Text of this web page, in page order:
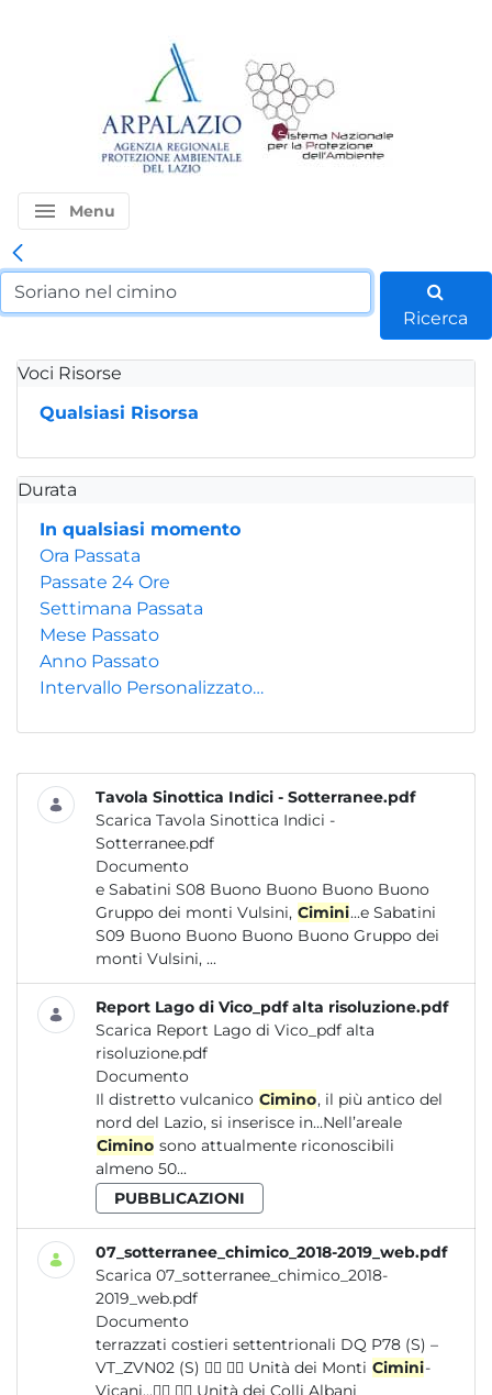
menu Menu
Ricerca
Voci Risorse
Qualsiasi Risorsa
Durata
In qualsiasi momento
Ora Passata
Passate 24 Ore
Settimana Passata
Mese Passato
Anno Passato
Intervallo Personalizzato…
Tavola Sinottica Indici - Sotterranee.pdf
Scarica Tavola Sinottica Indici -
Sotterranee.pdf
Documento
e Sabatini S08 Buono Buono Buono Buono
Gruppo dei monti Vulsini, Cimini...e Sabatini
S09 Buono Buono Buono Buono Gruppo dei
monti Vulsini, ...
Report Lago di Vico_pdf alta risoluzione.pdf
Scarica Report Lago di Vico_pdf alta
risoluzione.pdf
Documento
Il distretto vulcanico Cimino, il più antico del
nord del Lazio, si inserisce in...Nell’areale
Cimino sono attualmente riconoscibili
almeno 50...
PUBBLICAZIONI
07_sotterranee_chimico_2018-2019_web.pdf
Scarica 07_sotterranee_chimico_2018-
2019_web.pdf
Documento
terrazzati costieri settentrionali DQ P78 (S) –
VT_ZVN02 (S)   Unità dei Monti Cimini-
Vicani...  Unità dei Colli Albani